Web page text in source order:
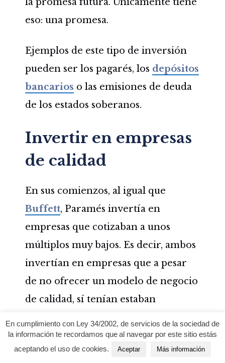
eso: una promesa.
Ejemplos de este tipo de inversión
pueden ser los pagarés, los depósitos
bancarios o las emisiones de deuda
de los estados soberanos.
Invertir en empresas
de calidad
En sus comienzos, al igual que
Buffett, Paramés invertía en
empresas que cotizaban a unos
múltiplos muy bajos. Es decir, ambos
invertían en empresas que a pesar
de no ofrecer un modelo de negocio
de calidad, sí tenían estaban
Al cabo de un tiempo, ambos
En cumplimiento con Ley 34/2002, de servicios de la sociedad de
la información te recordamos que al navegar por este sitio estás
aceptando el uso de cookies.
Aceptar Más información